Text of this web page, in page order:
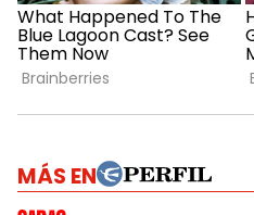
MÁS EN